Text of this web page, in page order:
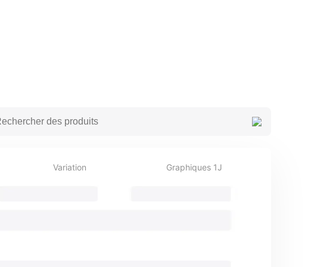
Variation Graphiques 1J